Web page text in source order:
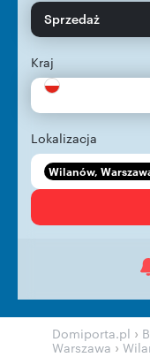
Sprzedaż
Kraj
Lokalizacja
Wilanów,
Domiporta.pl ›
Warszawa ›